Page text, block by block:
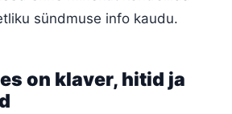
sündmuse info kaudu.
on klaver, hitid ja